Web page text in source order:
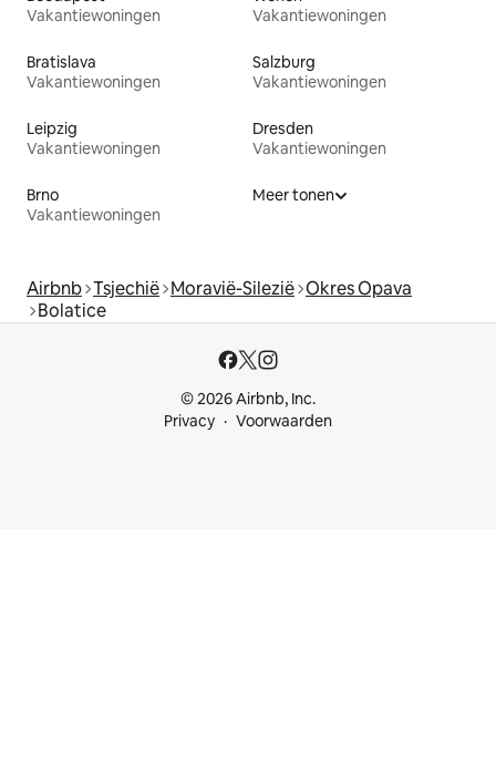
Vakantiewoningen
Vakantiewoningen
Bratislava
Vakantiewoningen
Salzburg
Vakantiewoningen
Leipzig
Vakantiewoningen
Dresden
Vakantiewoningen
Brno
Vakantiewoningen
Meer tonen
Airbnb Tsjechië Moravië-Silezië Okres Opava
Bolatice
© 2026 Airbnb, Inc.
Privacy
Voorwaarden